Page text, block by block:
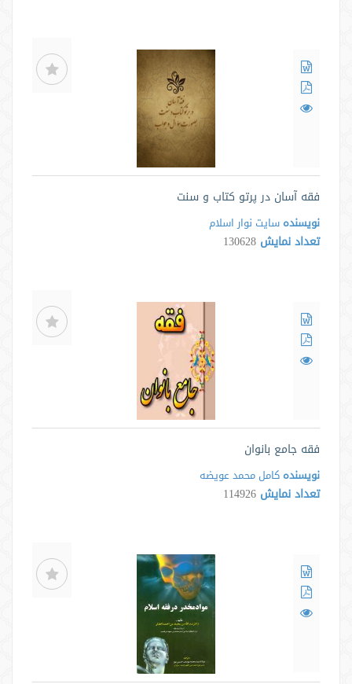
فقه آسان در پرتو کتاب و سنت
نویسنده سایت نوار اسلام
تعداد نمایش 130628
فقه جامع بانوان
نویسنده کامل محمد عویضه
تعداد نمایش 114926